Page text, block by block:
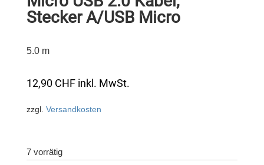
Stecker A/USB Micro
5.0 m
12,90 CHF inkl. MwSt.
zzgl. Versandkosten
7 vorrätig